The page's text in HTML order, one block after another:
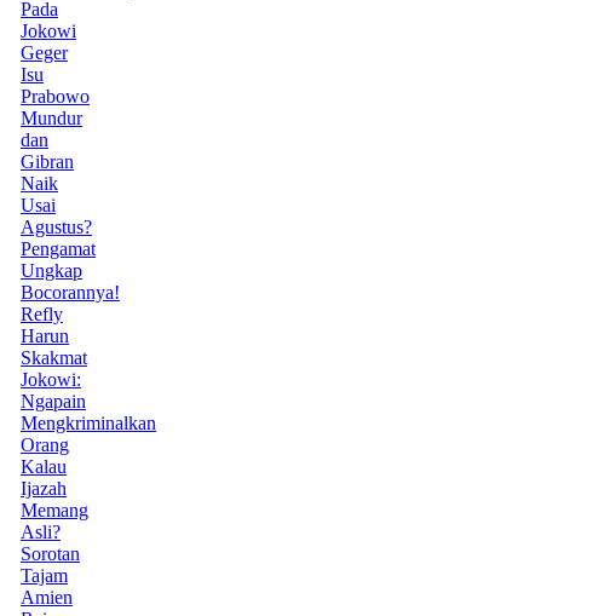
Pada
Jokowi
Geger
Isu
Prabowo
Mundur
dan
Gibran
Naik
Usai
Agustus?
Pengamat
Ungkap
Bocorannya!
Refly
Harun
Skakmat
Jokowi:
Ngapain
Mengkriminalkan
Orang
Kalau
Ijazah
Memang
Asli?
Sorotan
Tajam
Amien